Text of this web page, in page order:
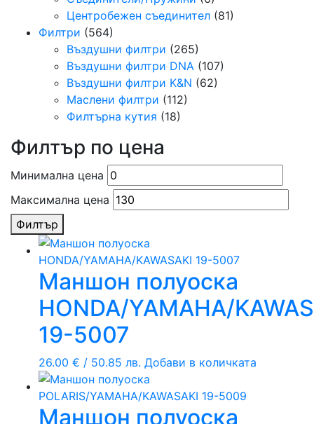
Mаншон полуоска
HONDA/YAMAHA/
19-5007
26.00 € / 50.85 лв. Добави в количката
Mаншон полуоска
Центробежен съединител (81)
Филтри (564)
Въздушни филтри (265)
Въздушни филтри DNA (107)
Въздушни филтри K&N (62)
Маслени филтри (112)
Филтърна кутия (18)
Филтър по цена
Минимална цена
Максимална цена
Филтър